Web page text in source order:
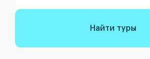
Найти туры